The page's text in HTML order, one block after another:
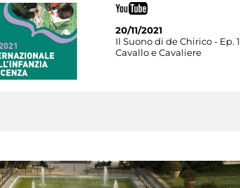
20/11/2021
Il Suono di de Chirico - Ep. 1
Cavallo e Cavaliere